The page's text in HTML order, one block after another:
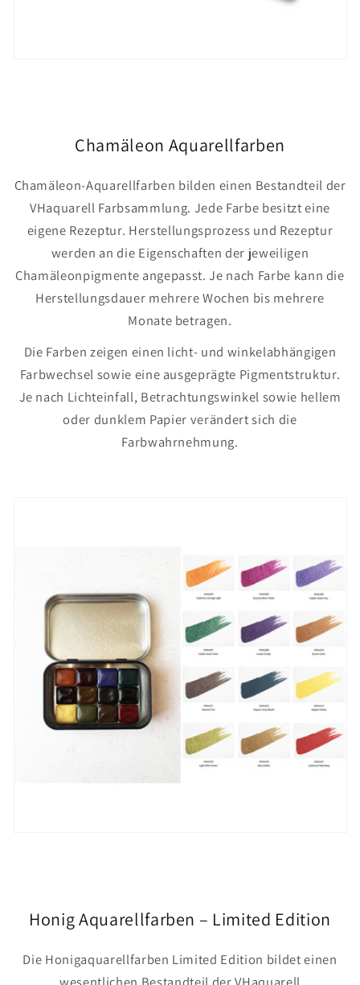
Chamäleon Aquarellfarben
Chamäleon-Aquarellfarben bilden einen Bestandteil der
VHaquarell Farbsammlung. Jede Farbe besitzt eine
eigene Rezeptur. Herstellungsprozess und Rezeptur
werden an die Eigenschaften der jeweiligen
Chamäleonpigmente angepasst. Je nach Farbe kann die
Herstellungsdauer mehrere Wochen bis mehrere
Monate betragen.
Die Farben zeigen einen licht- und winkelabhängigen
Farbwechsel sowie eine ausgeprägte Pigmentstruktur.
Je nach Lichteinfall, Betrachtungswinkel sowie hellem
oder dunklem Papier verändert sich die
Farbwahrnehmung.
Honig Aquarellfarben – Limited Edition
Die Honigaquarellfarben Limited Edition bildet einen